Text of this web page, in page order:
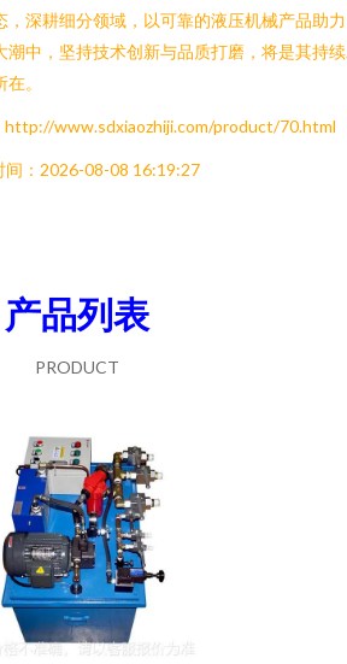
，深耕细分领域，以可靠的液压机械产品助
潮中，坚持技术创新与品质打磨，将是其持
。
http://www.sdxiaozhiji.com/product/70.html
间：2026-08-08 16:19:27
产品列表
PRODUCT